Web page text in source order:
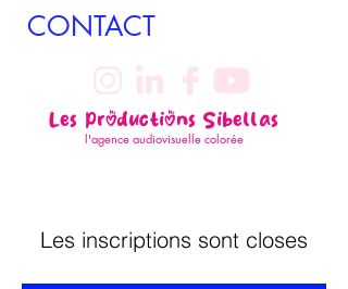
CONTACT
Les Productions Sibellas
l'agence audiovisuelle colorée
Les inscriptions sont closes